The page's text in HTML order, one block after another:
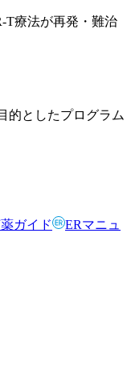
T療法が再発・難治
的としたプログラム
ガイド
ERマニュ